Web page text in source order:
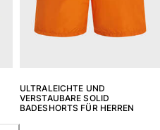
ULTRALEICHTE UND
VERSTAUBARE SOLID
BADESHORTS FÜR HERREN